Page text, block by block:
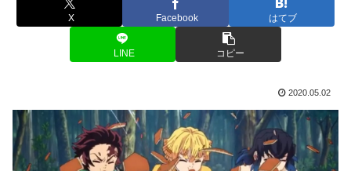
X Facebook はてブ
LINE コピー
2020.05.02